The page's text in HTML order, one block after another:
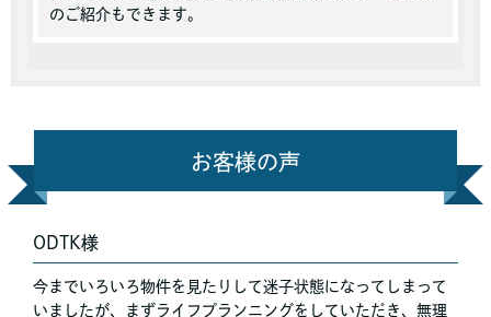
のご紹介もできます。
お客様の声
ODTK様
今までいろいろ物件を見たりして迷子状態になってしまって
いましたが、まずライフプランニングをしていただき、無理